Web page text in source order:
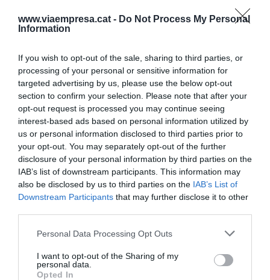
www.viaempresa.cat - Do Not Process My Personal
Information
If you wish to opt-out of the sale, sharing to third parties, or
processing of your personal or sensitive information for
targeted advertising by us, please use the below opt-out
section to confirm your selection. Please note that after your
opt-out request is processed you may continue seeing
interest-based ads based on personal information utilized by
us or personal information disclosed to third parties prior to
your opt-out. You may separately opt-out of the further
disclosure of your personal information by third parties on the
IAB’s list of downstream participants. This information may
also be disclosed by us to third parties on the IAB’s List of
Downstream Participants that may further disclose it to other
Personal Data Processing Opt Outs
I want to opt-out of the Sharing of my
personal data.
Opted In
1 de desembre de 2014
CAS D'ÈXIT
Teixir la indústria
3 de novembre de 2014
VALLÈS
superació empresarial
23 d’octubre de 2014